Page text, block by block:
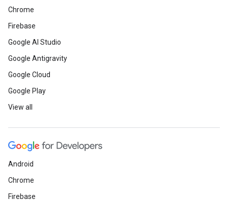
Chrome
Firebase
Google AI Studio
Google Antigravity
Google Cloud
Google Play
View all
Android
Chrome
Firebase